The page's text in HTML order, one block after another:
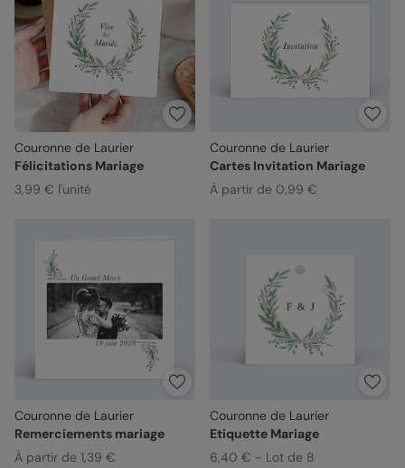
Couronne de Laurier
Félicitations Mariage
3,99 € l'unité
Couronne de Laurier
Cartes Invitation Mariage
À partir de 0,99 €
Couronne de Laurier
Remerciements mariage
À partir de 1,39 €
Couronne de Laurier
Etiquette Mariage
6,40 € - Lot de 8